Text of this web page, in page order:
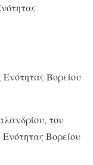
Βορείου
του
Βορείου